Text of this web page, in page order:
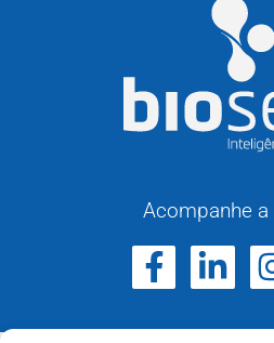
Acompanhe a